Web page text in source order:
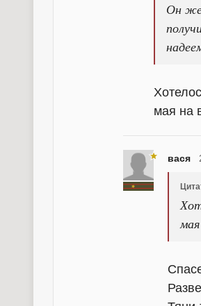
Он же
мая на
вася